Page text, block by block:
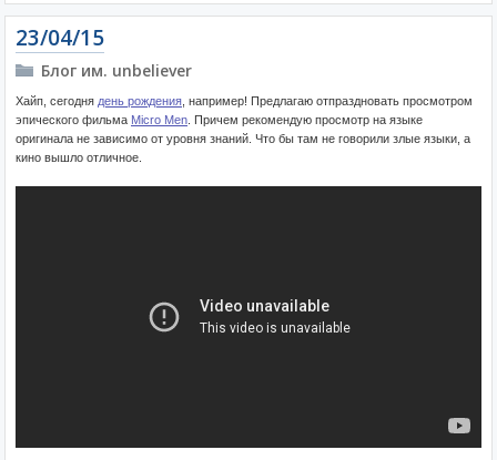
23/04/15
Блог им. unbeliever
Хайп, сегодня день рождения , например! Предлагаю отпраздновать просмотром
эпического фильма Micro Men . Причем рекомендую просмотр на языке
оригинала не зависимо от уровня знаний. Что бы там не говорили злые языки, а
кино вышло отличное.